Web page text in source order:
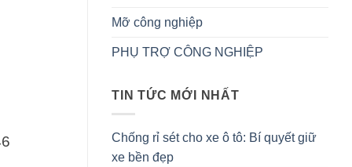
Mỡ công nghiệp
PHỤ TRỢ CÔNG NGHIỆP
TIN TỨC MỚI NHẤT
Chống rỉ sét cho xe ô tô: Bí quyết giữ
xe bền đẹp